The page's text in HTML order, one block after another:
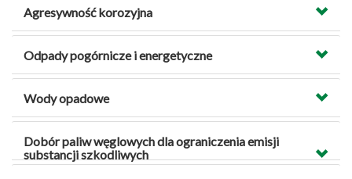
Agresywność korozyjna
Odpady pogórnicze i energetyczne
Wody opadowe
Dobór paliw węglowych dla ograniczenia emisji
substancji szkodliwych